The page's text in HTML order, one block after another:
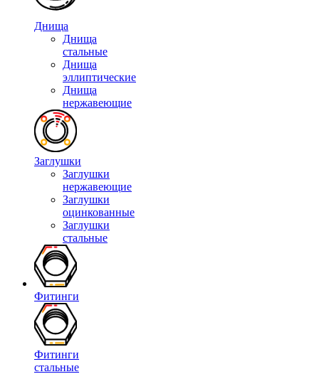
Днища
Днища
стальные
Днища
эллиптические
Днища
нержавеющие
Заглушки
Заглушки
нержавеющие
Заглушки
оцинкованные
Заглушки
стальные
Фитинги
Фитинги
стальные